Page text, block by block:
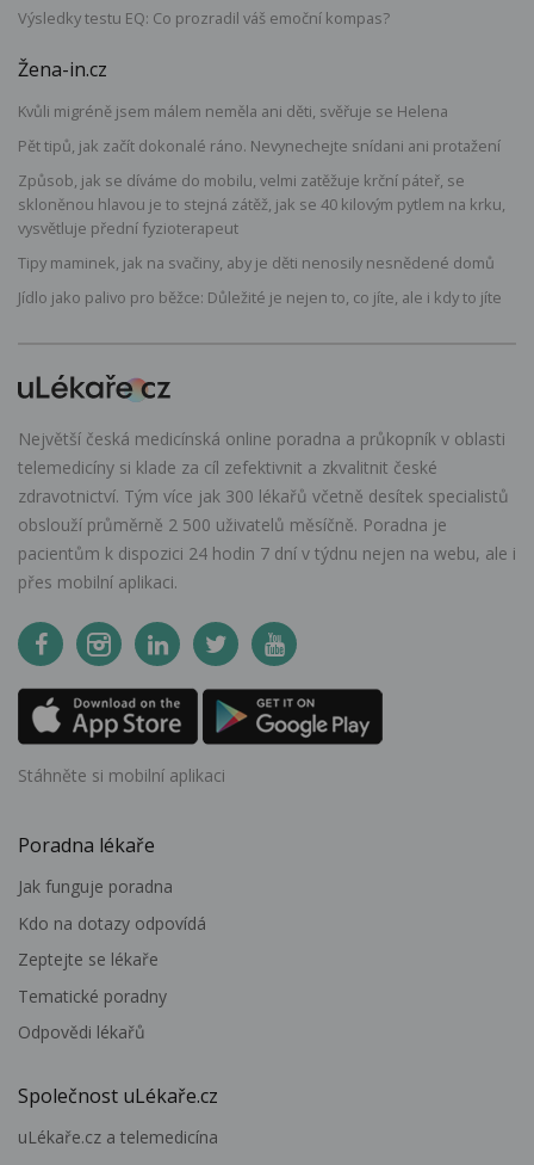
Výsledky testu EQ: Co prozradil váš emoční kompas?
Žena-in.cz
Kvůli migréně jsem málem neměla ani děti, svěřuje se Helena
Pět tipů, jak začít dokonalé ráno. Nevynechejte snídani ani protažení
Způsob, jak se díváme do mobilu, velmi zatěžuje krční páteř, se
skloněnou hlavou je to stejná zátěž, jak se 40 kilovým pytlem na krku,
vysvětluje přední fyzioterapeut
Tipy maminek, jak na svačiny, aby je děti nenosily nesnědené domů
Jídlo jako palivo pro běžce: Důležité je nejen to, co jíte, ale i kdy to jíte
Největší česká medicínská online poradna a průkopník v oblasti
telemedicíny si klade za cíl zefektivnit a zkvalitnit české
zdravotnictví. Tým více jak 300 lékařů včetně desítek specialistů
obslouží průměrně 2 500 uživatelů měsíčně. Poradna je
pacientům k dispozici 24 hodin 7 dní v týdnu nejen na webu, ale i
přes mobilní aplikaci.
Stáhněte si mobilní aplikaci
Poradna lékaře
Jak funguje poradna
Kdo na dotazy odpovídá
Zeptejte se lékaře
Tematické poradny
Odpovědi lékařů
Společnost uLékaře.cz
uLékaře.cz a telemedicína